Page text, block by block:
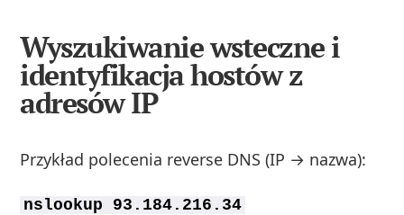
Wyszukiwanie wsteczne i
identyfikacja hostów z
adresów IP
Przykład polecenia reverse DNS (IP → nazwa):
nslookup 93.184.216.34